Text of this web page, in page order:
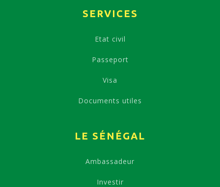
SERVICES
Etat civil
Passeport
Visa
Documents utiles
LE SÉNÉGAL
Ambassadeur
Investir